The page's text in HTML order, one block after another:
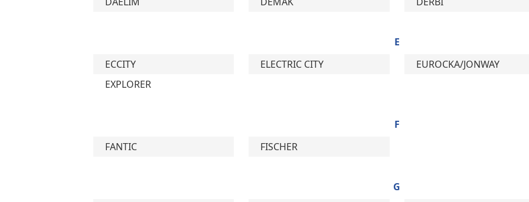
E
ECCITY
ELECTRIC CITY
EUROCKA/JONWAY
EXPLORER
F
FANTIC
FISCHER
G